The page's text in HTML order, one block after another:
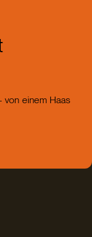
von einem Haas